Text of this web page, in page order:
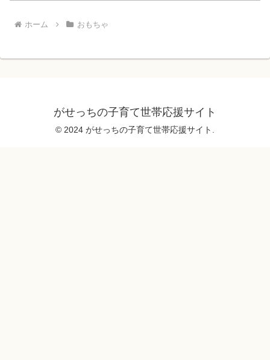
ホーム おもちゃ
がせっちの子育て世帯応援サイト
© 2024 がせっちの子育て世帯応援サイト.